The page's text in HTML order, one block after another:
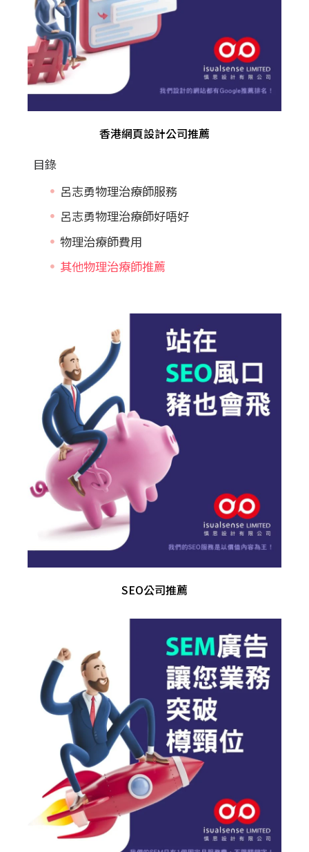
香港網頁設計公司推薦
目錄
呂志勇物理治療師服務
呂志勇物理治療師好唔好
物理治療師費用
其他物理治療師推薦
SEO公司推薦